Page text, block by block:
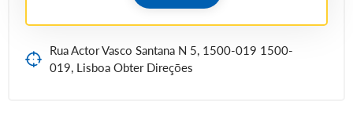
Rua Actor Vasco Santana N 5, 1500-019 1500-
019, Lisboa Obter Direções